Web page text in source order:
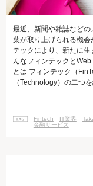
最近、新聞や雑誌など
葉が取り上げられる機
テックにより、新たに
んなフィンテックと
とは フィンテック（
（Technology）の二つ
ビスのことです。 ここ
り、注目を浴びています
上げられるようになり
Fintech IT業界
金融サービス